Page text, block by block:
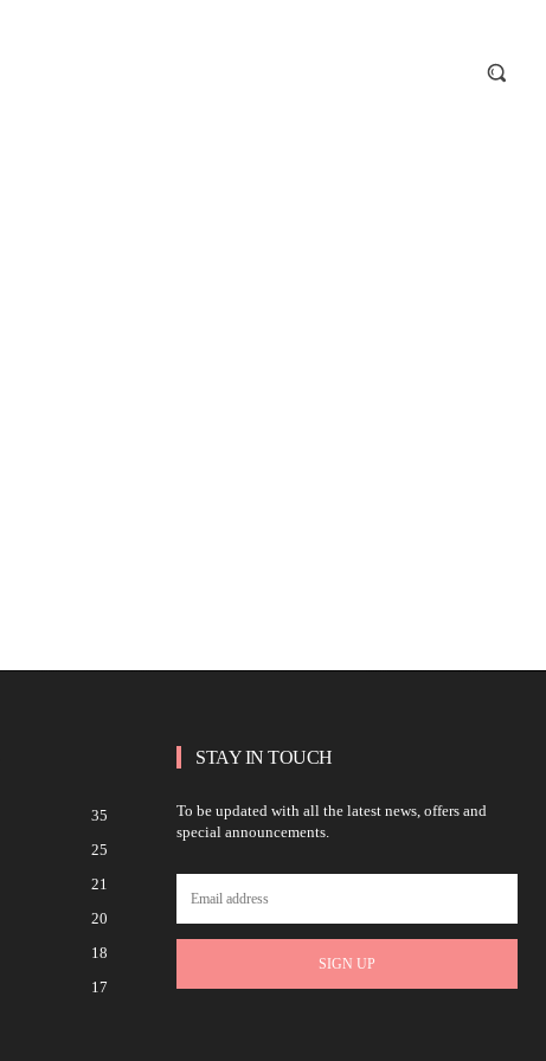
35
25
21
20
18
17
STAY IN TOUCH
To be updated with all the latest news, offers and
special announcements.
SIGN UP